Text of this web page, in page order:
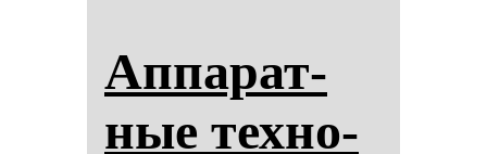
Ап­па­рат­
ные тех­но­